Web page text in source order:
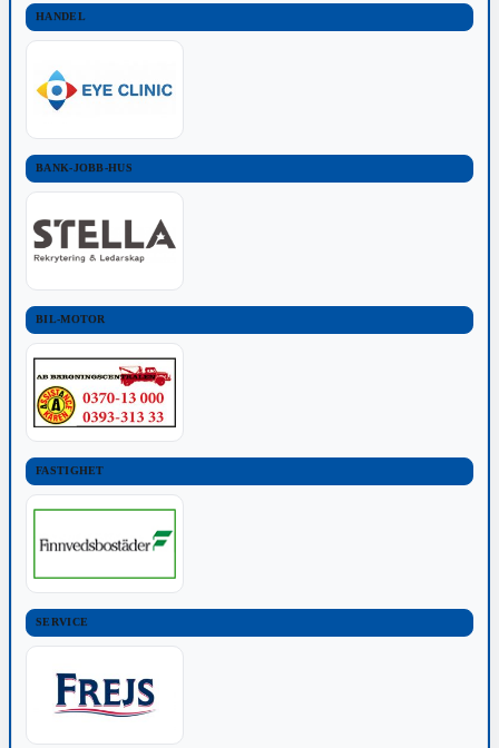
HANDEL
BANK-JOBB-HUS
BIL-MOTOR
FASTIGHET
SERVICE